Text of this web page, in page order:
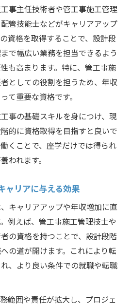
事主任技術者や管工事施工管理
管技能士などがキャリアアップ
資格を取得することで、設計段
で幅広い業務を担当できるよう
も高まります。特に、管工事施
としての役割を担うため、年収
て重要な資格です。
事の基礎スキルを身につけ、現
的に資格取得を目指すと良いで
くことで、座学だけでは得られ
われます。
ャリアに与える効果
キャリアアップや年収増加に直
例えば、管工事施工管理技士や
の資格を持つことで、設計段階
の道が開けます。これにより転
、より良い条件での就職や転職
範囲や責任が拡大し、プロジェ